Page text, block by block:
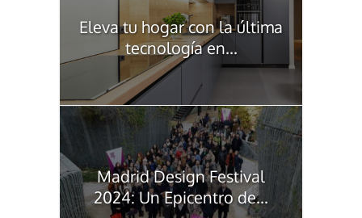
Eleva tu hogar con la última
tecnología en...
Madrid Design Festival
2024: Un Epicentro de...